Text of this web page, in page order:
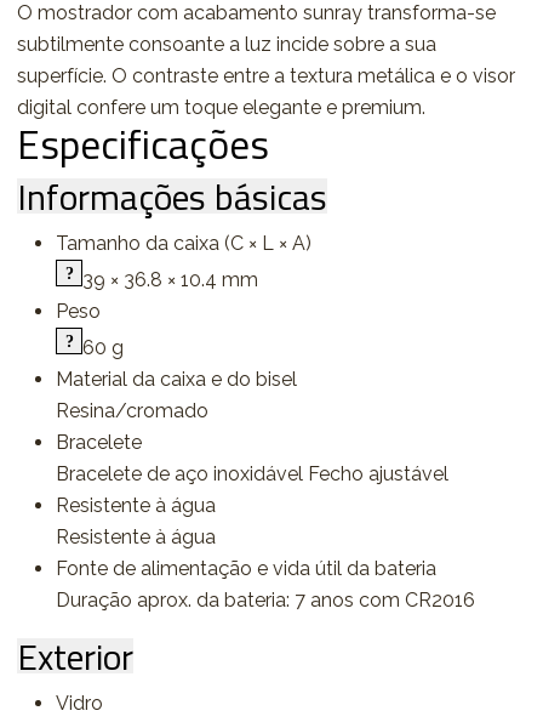
O mostrador com acabamento sunray transforma-se
subtilmente consoante a luz incide sobre a sua
superfície. O contraste entre a textura metálica e o visor
digital confere um toque elegante e premium.
Especificações
Informações básicas
Tamanho da caixa (C × L × A)
39 × 36.8 × 10.4 mm
Peso
60 g
Material da caixa e do bisel
Resina/cromado
Bracelete
Bracelete de aço inoxidável Fecho ajustável
Resistente à água
Resistente à água
Fonte de alimentação e vida útil da bateria
Duração aprox. da bateria: 7 anos com CR2016
Exterior
Vidro